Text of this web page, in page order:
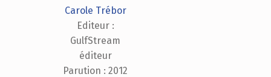
Carole Trébor
Editeur :
GulfStream
éditeur
Parution : 2012